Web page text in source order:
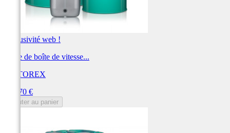
Exclusivité web !
Huile de boîte de vitesse...
MOTOREX
500,70 €
Ajouter au panier